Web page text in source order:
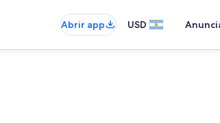
Abrir app USD